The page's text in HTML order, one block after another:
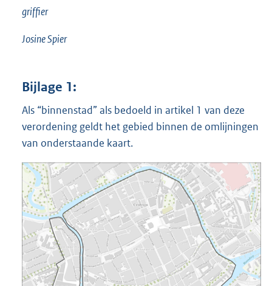
griffier
Josine Spier
Bijlage 1:
Als “binnenstad” als bedoeld in artikel 1 van deze
verordening geldt het gebied binnen de omlijningen
van onderstaande kaart.